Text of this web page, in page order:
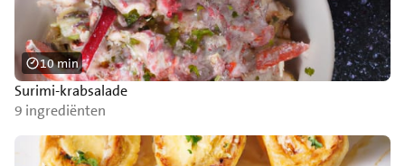
Surimi-krabsalade
9 ingrediënten
10 min